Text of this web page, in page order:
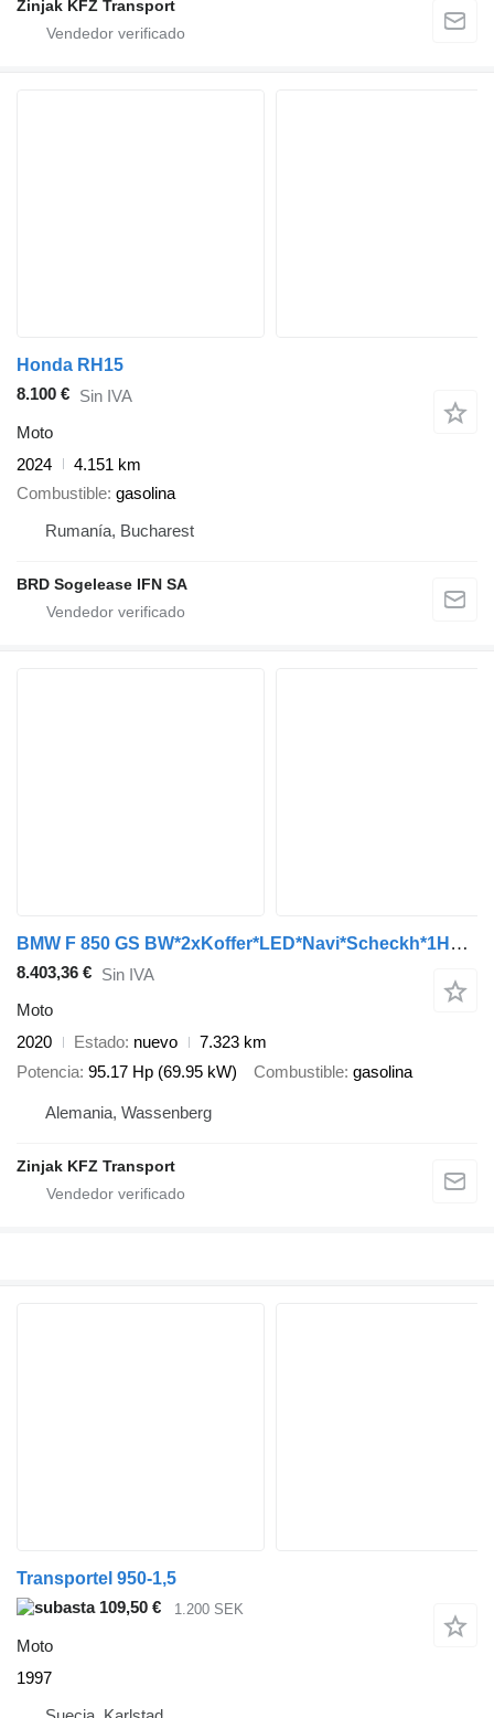
Zinjak KFZ Transport
Honda RH15
8.100 € Sin IVA
Moto
2024
4.151 km
Combustible gasolina
Rumanía, Bucharest
BRD Sogelease IFN SA
BMW F 850 GS BW*2xKoffer*LED*Navi*Scheckh*1Hand
8.403,36 € Sin IVA
Moto
2020
Estado nuevo
7.323 km
Potencia 95.17 Hp (69.95 kW) Combustible gasolina
Alemania, Wassenberg
Zinjak KFZ Transport
Transportel 950-1,5
109,50 €
1.200 SEK
Moto
1997